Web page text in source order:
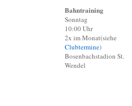
Bahntraining
Sonntag
10:00 Uhr
2x im Monat(siehe
Clubtermine)
Bosenbachstadion St.
Wendel